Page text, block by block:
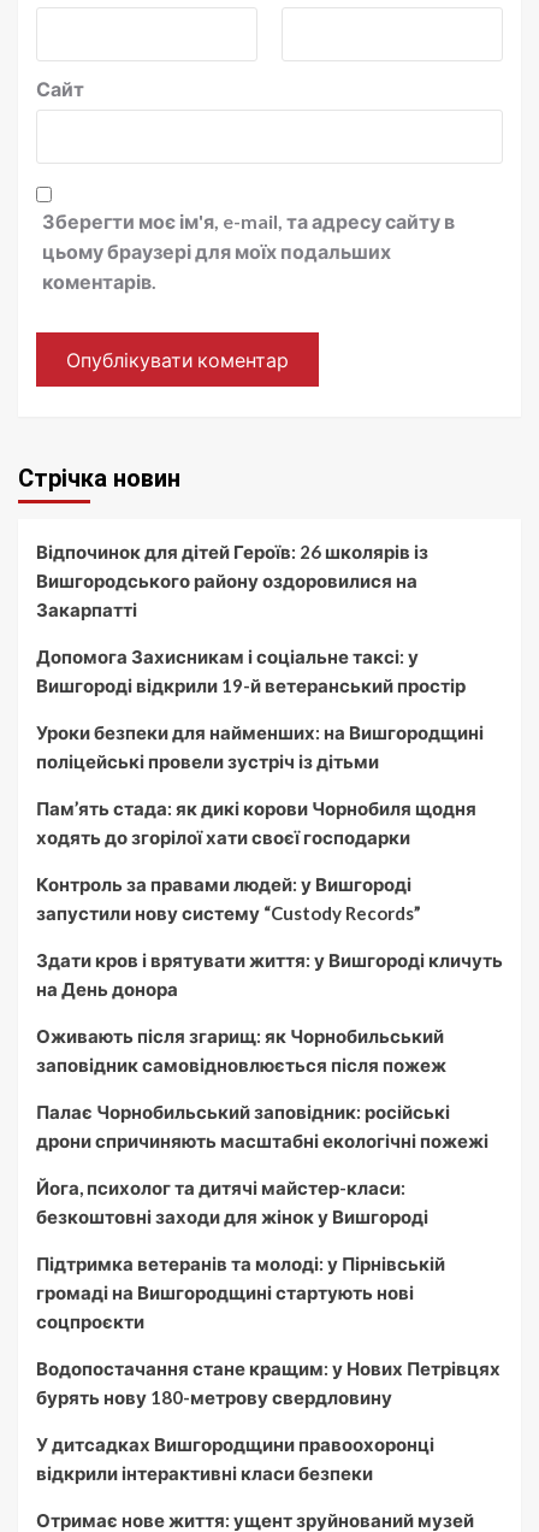
Сайт
Зберегти моє ім'я, e-mail, та адресу сайту в
цьому браузері для моїх подальших
коментарів.
Стрічка новин
Відпочинок для дітей Героїв: 26 школярів із
Вишгородського району оздоровилися на
Закарпатті
Допомога Захисникам і соціальне таксі: у
Вишгороді відкрили 19-й ветеранський простір
Уроки безпеки для найменших: на Вишгородщині
поліцейські провели зустріч із дітьми
Пам’ять стада: як дикі корови Чорнобиля щодня
ходять до згорілої хати своєї господарки
Контроль за правами людей: у Вишгороді
запустили нову систему “Custody Records”
Здати кров і врятувати життя: у Вишгороді кличуть
на День донора
Оживають після згарищ: як Чорнобильський
заповідник самовідновлюється після пожеж
Палає Чорнобильський заповідник: російські
дрони спричиняють масштабні екологічні пожежі
Йога, психолог та дитячі майстер-класи:
безкоштовні заходи для жінок у Вишгороді
Підтримка ветеранів та молоді: у Пірнівській
громаді на Вишгородщині стартують нові
соцпроєкти
Водопостачання стане кращим: у Нових Петрівцях
бурять нову 180-метрову свердловину
У дитсадках Вишгородщини правоохоронці
відкрили інтерактивні класи безпеки
Отримає нове життя: ущент зруйнований музей